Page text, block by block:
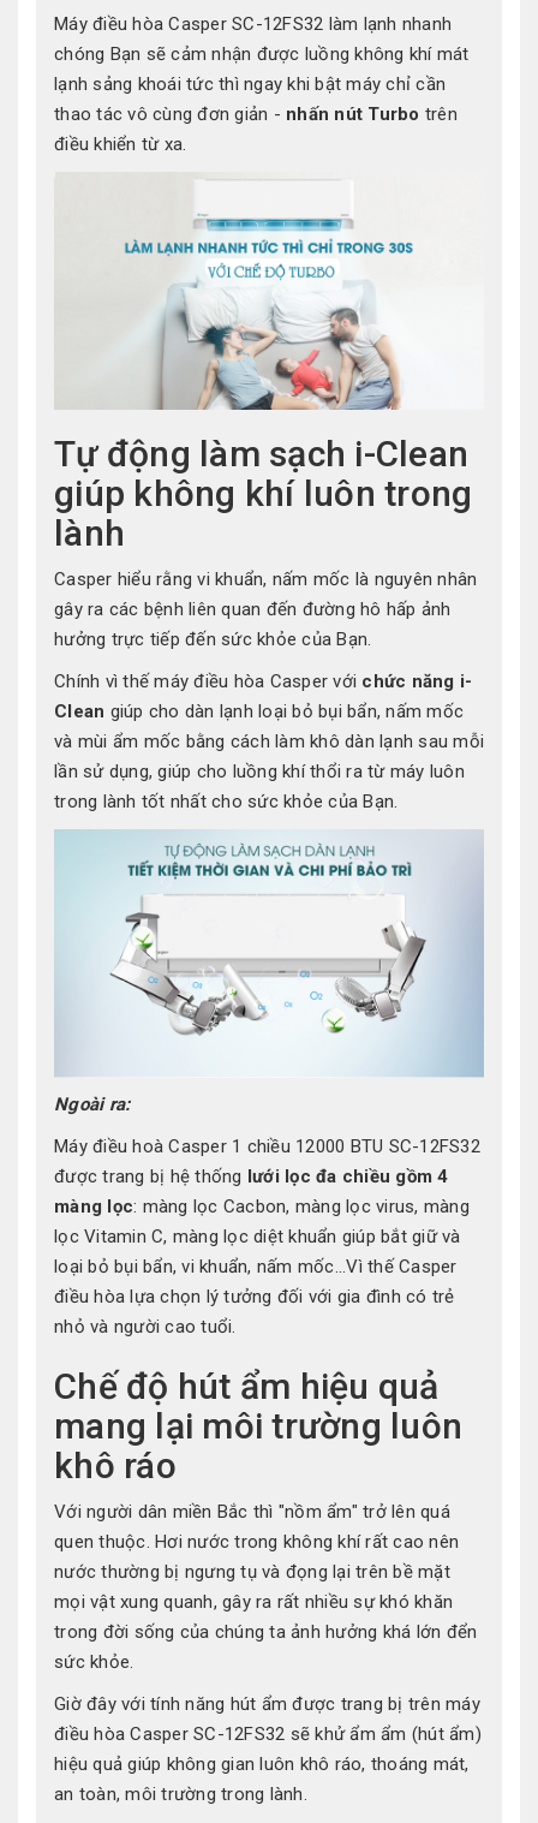
Máy điều hòa Casper SC-12FS32 làm lạnh nhanh
chóng Bạn sẽ cảm nhận được luồng không khí mát
lạnh sảng khoái tức thì ngay khi bật máy chỉ cần
thao tác vô cùng đơn giản - nhấn nút Turbo trên
điều khiển từ xa.
Tự động làm sạch i-Clean
giúp không khí luôn trong
lành
Casper hiểu rằng vi khuẩn, nấm mốc là nguyên nhân
gây ra các bệnh liên quan đến đường hô hấp ảnh
hưởng trực tiếp đến sức khỏe của Bạn.
Chính vì thế máy điều hòa Casper với chức năng i-
Clean giúp cho dàn lạnh loại bỏ bụi bẩn, nấm mốc
và mùi ẩm mốc bằng cách làm khô dàn lạnh sau mỗi
lần sử dụng, giúp cho luồng khí thổi ra từ máy luôn
trong lành tốt nhất cho sức khỏe của Bạn.
Ngoài ra:
Máy điều hoà Casper 1 chiều 12000 BTU SC-12FS32
được trang bị hệ thống lưới lọc đa chiều gồm 4
màng lọc: màng lọc Cacbon, màng lọc virus, màng
lọc Vitamin C, màng lọc diệt khuẩn giúp bắt giữ và
loại bỏ bụi bẩn, vi khuẩn, nấm mốc...Vì thế Casper
điều hòa lựa chọn lý tưởng đối với gia đình có trẻ
nhỏ và người cao tuổi.
Chế độ hút ẩm hiệu quả
mang lại môi trường luôn
khô ráo
Với người dân miền Bắc thì "nồm ẩm" trở lên quá
quen thuộc. Hơi nước trong không khí rất cao nên
nước thường bị ngưng tụ và đọng lại trên bề mặt
mọi vật xung quanh, gây ra rất nhiều sự khó khăn
trong đời sống của chúng ta ảnh hưởng khá lớn đển
sức khỏe.
Giờ đây với tính năng hút ẩm được trang bị trên máy
điều hòa Casper SC-12FS32 sẽ khử ẩm ẩm (hút ẩm)
hiệu quả giúp không gian luôn khô ráo, thoáng mát,
an toàn, môi trường trong lành.